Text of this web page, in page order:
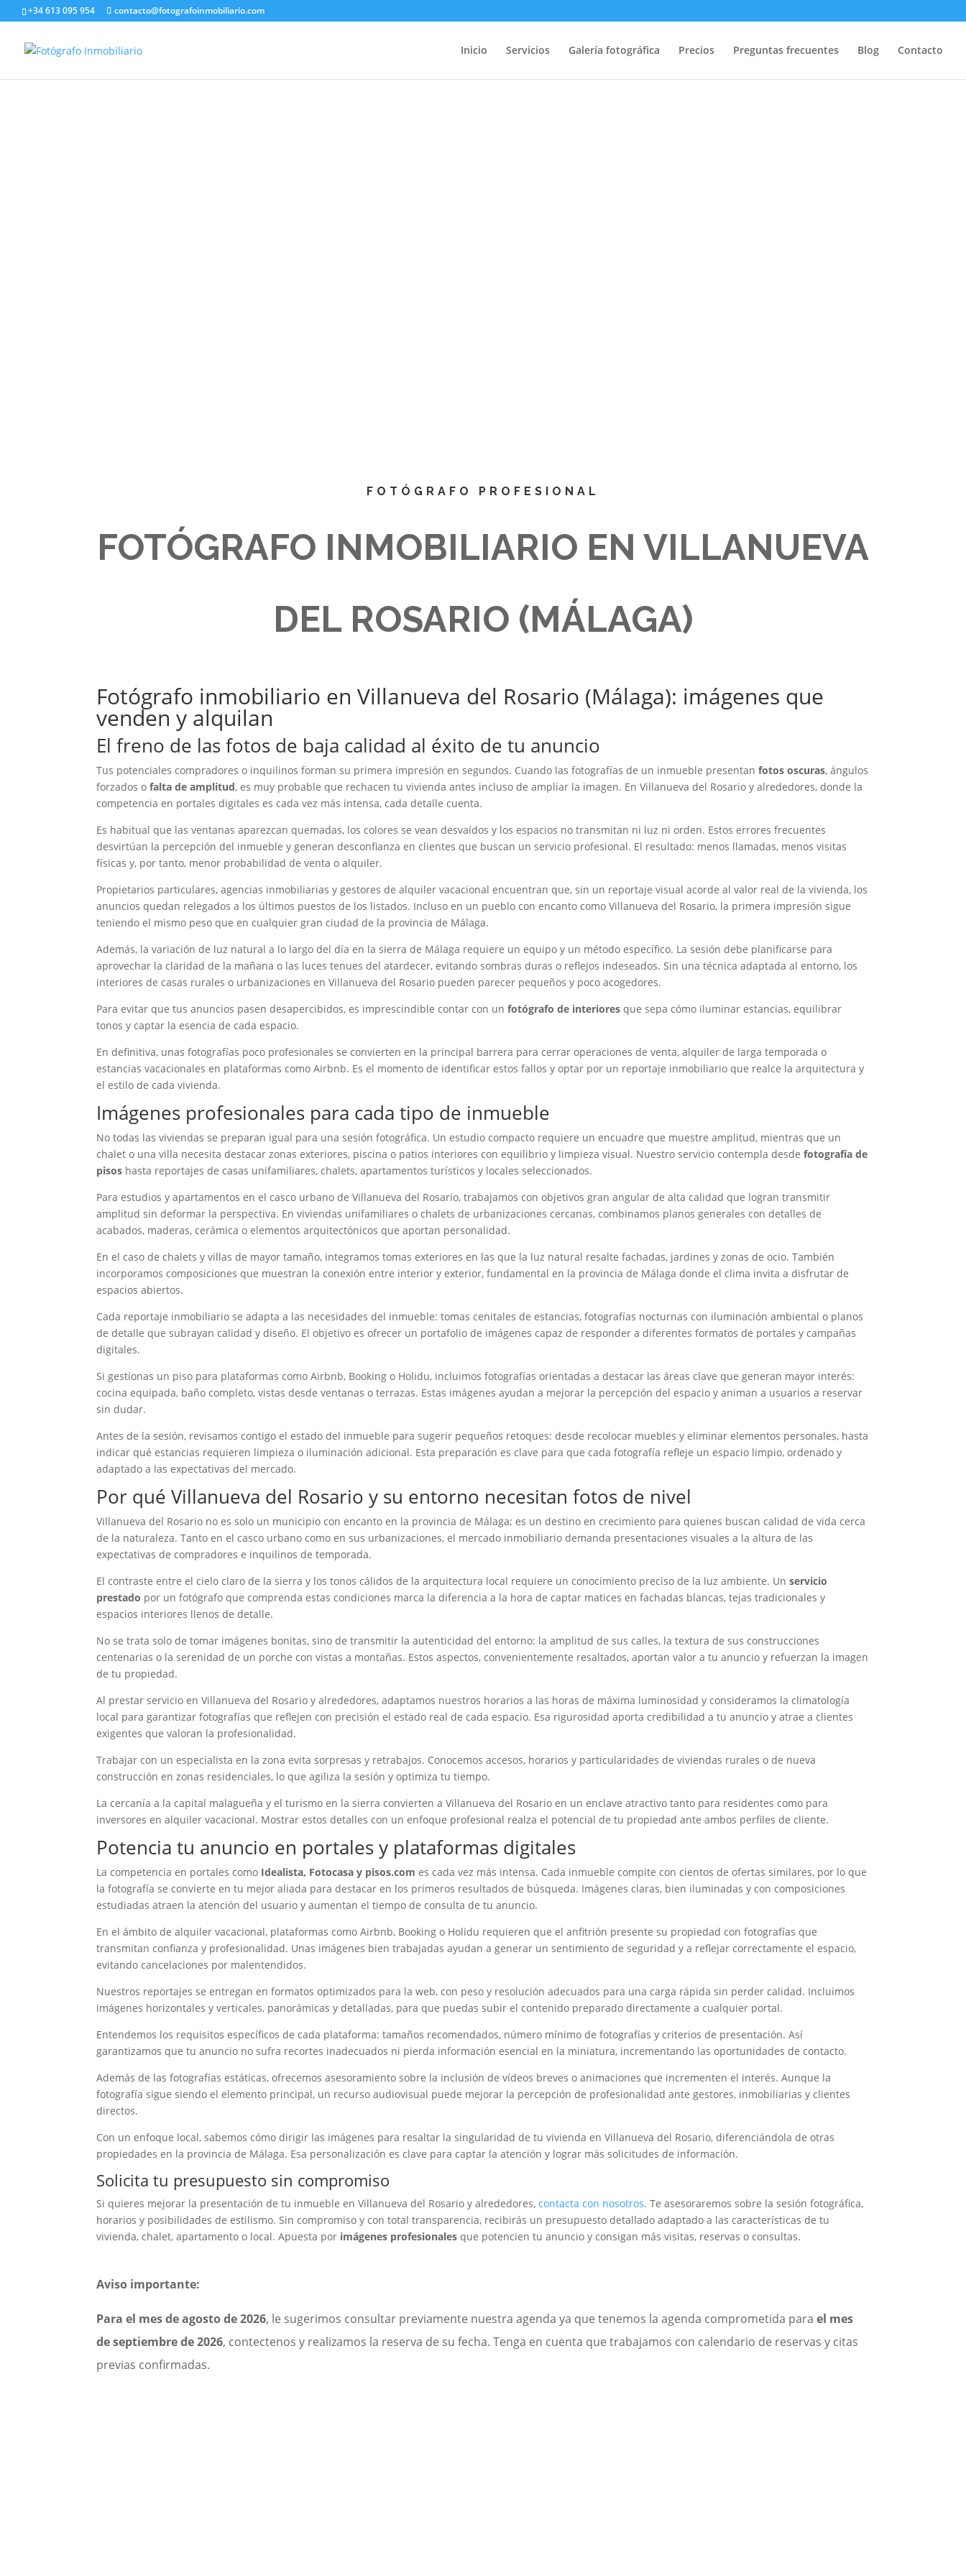
+34 613 095 954 contacto@fotografoinmobiliario.com
Inicio Servicios Galería fotográfica Precios Preguntas frecuentes Blog Contacto
FOTÓGRAFO PROFESIONAL
FOTÓGRAFO INMOBILIARIO EN VILLANUEVA
DEL ROSARIO (MÁLAGA)
Fotógrafo inmobiliario en Villanueva del Rosario (Málaga): imágenes que
venden y alquilan
El freno de las fotos de baja calidad al éxito de tu anuncio
Tus potenciales compradores o inquilinos forman su primera impresión en segundos. Cuando las fotografías de un inmueble presentanfotos oscuras, ángulos
forzados ofalta de amplitud, es muy probable que rechacen tu vivienda antes incluso de ampliar la imagen. En Villanueva del Rosario y alrededores, donde la
competencia en portales digitales es cada vez más intensa, cada detalle cuenta.
Es habitual que las ventanas aparezcan quemadas, los colores se vean desvaídos y los espacios no transmitan ni luz ni orden. Estos errores frecuentes
desvirtúan la percepción del inmueble y generan desconfianza en clientes que buscan un servicio profesional. El resultado: menos llamadas, menos visitas
físicas y, por tanto, menor probabilidad de venta o alquiler.
Propietarios particulares, agencias inmobiliarias y gestores de alquiler vacacional encuentran que, sin un reportaje visual acorde al valor real de la vivienda, los
anuncios quedan relegados a los últimos puestos de los listados. Incluso en un pueblo con encanto como Villanueva del Rosario, la primera impresión sigue
teniendo el mismo peso que en cualquier gran ciudad de la provincia de Málaga.
Además, la variación de luz natural a lo largo del día en la sierra de Málaga requiere un equipo y un método específico. La sesión debe planificarse para
aprovechar la claridad de la mañana o las luces tenues del atardecer, evitando sombras duras o reflejos indeseados. Sin una técnica adaptada al entorno, los
interiores de casas rurales o urbanizaciones en Villanueva del Rosario pueden parecer pequeños y poco acogedores.
Para evitar que tus anuncios pasen desapercibidos, es imprescindible contar con unfotógrafo de interiores que sepa cómo iluminar estancias, equilibrar
tonos y captar la esencia de cada espacio.
En definitiva, unas fotografías poco profesionales se convierten en la principal barrera para cerrar operaciones de venta, alquiler de larga temporada o
estancias vacacionales en plataformas como Airbnb. Es el momento de identificar estos fallos y optar por un reportaje inmobiliario que realce la arquitectura y
el estilo de cada vivienda.
Imágenes profesionales para cada tipo de inmueble
No todas las viviendas se preparan igual para una sesión fotográfica. Un estudio compacto requiere un encuadre que muestre amplitud, mientras que un
chalet o una villa necesita destacar zonas exteriores, piscina o patios interiores con equilibrio y limpieza visual. Nuestro servicio contempla desdefotografía de
pisos hasta reportajes de casas unifamiliares, chalets, apartamentos turísticos y locales seleccionados.
Para estudios y apartamentos en el casco urbano de Villanueva del Rosario, trabajamos con objetivos gran angular de alta calidad que logran transmitir
amplitud sin deformar la perspectiva. En viviendas unifamiliares o chalets de urbanizaciones cercanas, combinamos planos generales con detalles de
acabados, maderas, cerámica o elementos arquitectónicos que aportan personalidad.
En el caso de chalets y villas de mayor tamaño, integramos tomas exteriores en las que la luz natural resalte fachadas, jardines y zonas de ocio. También
incorporamos composiciones que muestran la conexión entre interior y exterior, fundamental en la provincia de Málaga donde el clima invita a disfrutar de
espacios abiertos.
Cada reportaje inmobiliario se adapta a las necesidades del inmueble: tomas cenitales de estancias, fotografías nocturnas con iluminación ambiental o planos
de detalle que subrayan calidad y diseño. El objetivo es ofrecer un portafolio de imágenes capaz de responder a diferentes formatos de portales y campañas
digitales.
Si gestionas un piso para plataformas como Airbnb, Booking o Holidu, incluimos fotografías orientadas a destacar las áreas clave que generan mayor interés:
cocina equipada, baño completo, vistas desde ventanas o terrazas. Estas imágenes ayudan a mejorar la percepción del espacio y animan a usuarios a reservar
sin dudar.
Antes de la sesión, revisamos contigo el estado del inmueble para sugerir pequeños retoques: desde recolocar muebles y eliminar elementos personales, hasta
indicar qué estancias requieren limpieza o iluminación adicional. Esta preparación es clave para que cada fotografía refleje un espacio limpio, ordenado y
adaptado a las expectativas del mercado.
Por qué Villanueva del Rosario y su entorno necesitan fotos de nivel
Villanueva del Rosario no es solo un municipio con encanto en la provincia de Málaga; es un destino en crecimiento para quienes buscan calidad de vida cerca
de la naturaleza. Tanto en el casco urbano como en sus urbanizaciones, el mercado inmobiliario demanda presentaciones visuales a la altura de las
expectativas de compradores e inquilinos de temporada.
El contraste entre el cielo claro de la sierra y los tonos cálidos de la arquitectura local requiere un conocimiento preciso de la luz ambiente. Unservicio
prestado por un fotógrafo que comprenda estas condiciones marca la diferencia a la hora de captar matices en fachadas blancas, tejas tradicionales y
espacios interiores llenos de detalle.
No se trata solo de tomar imágenes bonitas, sino de transmitir la autenticidad del entorno: la amplitud de sus calles, la textura de sus construcciones
centenarias o la serenidad de un porche con vistas a montañas. Estos aspectos, convenientemente resaltados, aportan valor a tu anuncio y refuerzan la imagen
de tu propiedad.
Al prestar servicio en Villanueva del Rosario y alrededores, adaptamos nuestros horarios a las horas de máxima luminosidad y consideramos la climatología
local para garantizar fotografías que reflejen con precisión el estado real de cada espacio. Esa rigurosidad aporta credibilidad a tu anuncio y atrae a clientes
exigentes que valoran la profesionalidad.
Trabajar con un especialista en la zona evita sorpresas y retrabajos. Conocemos accesos, horarios y particularidades de viviendas rurales o de nueva
construcción en zonas residenciales, lo que agiliza la sesión y optimiza tu tiempo.
La cercanía a la capital malagueña y el turismo en la sierra convierten a Villanueva del Rosario en un enclave atractivo tanto para residentes como para
inversores en alquiler vacacional. Mostrar estos detalles con un enfoque profesional realza el potencial de tu propiedad ante ambos perfiles de cliente.
Potencia tu anuncio en portales y plataformas digitales
La competencia en portales como Idealista, Fotocasa y pisos.com es cada vez más intensa. Cada inmueble compite con cientos de ofertas similares, por lo que
la fotografía se convierte en tu mejor aliada para destacar en los primeros resultados de búsqueda. Imágenes claras, bien iluminadas y con composiciones
estudiadas atraen la atención del usuario y aumentan el tiempo de consulta de tu anuncio.
En el ámbito de alquiler vacacional, plataformas como Airbnb, Booking o Holidu requieren que el anfitrión presente su propiedad con fotografías que
transmitan confianza y profesionalidad. Unas imágenes bien trabajadas ayudan a generar un sentimiento de seguridad y a reflejar correctamente el espacio,
evitando cancelaciones por malentendidos.
Nuestros reportajes se entregan en formatos optimizados para la web, con peso y resolución adecuados para una carga rápida sin perder calidad. Incluimos
imágenes horizontales y verticales, panorámicas y detalladas, para que puedas subir el contenido preparado directamente a cualquier portal.
Entendemos los requisitos específicos de cada plataforma: tamaños recomendados, número mínimo de fotografías y criterios de presentación. Así
garantizamos que tu anuncio no sufra recortes inadecuados ni pierda información esencial en la miniatura, incrementando las oportunidades de contacto.
Además de las fotografías estáticas, ofrecemos asesoramiento sobre la inclusión de vídeos breves o animaciones que incrementen el interés. Aunque la
fotografía sigue siendo el elemento principal, un recurso audiovisual puede mejorar la percepción de profesionalidad ante gestores, inmobiliarias y clientes
directos.
Con un enfoque local, sabemos cómo dirigir las imágenes para resaltar la singularidad de tu vivienda en Villanueva del Rosario, diferenciándola de otras
propiedades en la provincia de Málaga. Esa personalización es clave para captar la atención y lograr más solicitudes de información.
Solicita tu presupuesto sin compromiso
Si quieres mejorar la presentación de tu inmueble en Villanueva del Rosario y alrededores,contacta con nosotros. Te asesoraremos sobre la sesión fotográfica,
horarios y posibilidades de estilismo. Sin compromiso y con total transparencia, recibirás un presupuesto detallado adaptado a las características de tu
vivienda, chalet, apartamento o local. Apuesta por imágenes profesionales que potencien tu anuncio y consigan más visitas, reservas o consultas.
Aviso importante:
Para el mes de agosto de 2026, le sugerimos consultar previamente nuestra agenda ya que tenemos la agenda comprometida parael mes
de septiembre de 2026, contectenos y realizamos la reserva de su fecha. Tenga en cuenta que trabajamos con calendario de reservas y citas
previas confirmadas.